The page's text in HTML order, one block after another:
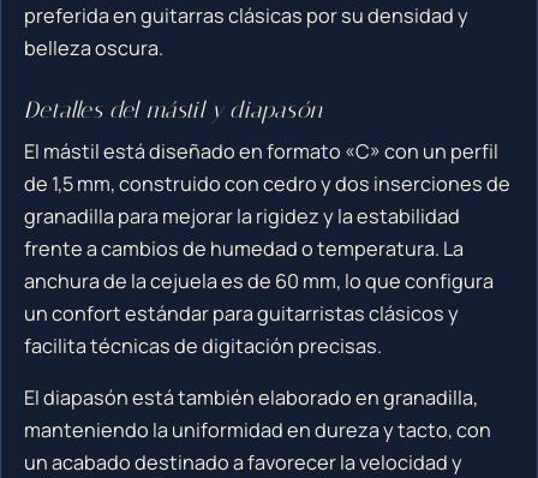
preferida en guitarras clásicas por su densidad y
belleza oscura.
Detalles del mástil y diapasón
El mástil está diseñado en formato «C» con un perfil
de 1,5 mm, construido con cedro y dos inserciones de
granadilla para mejorar la rigidez y la estabilidad
frente a cambios de humedad o temperatura. La
anchura de la cejuela es de 60 mm, lo que configura
un confort estándar para guitarristas clásicos y
facilita técnicas de digitación precisas.
El diapasón está también elaborado en granadilla,
manteniendo la uniformidad en dureza y tacto, con
un acabado destinado a favorecer la velocidad y